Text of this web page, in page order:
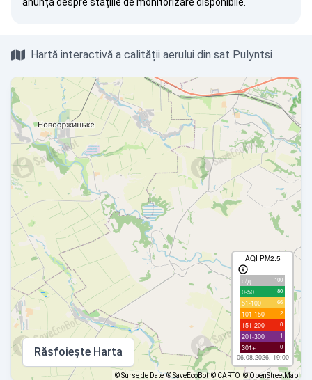
Hartă interactivă a calității aerului din sat Pulyntsi
AQI PM2.5
с/д 100
0-50 180
51-100 66
101-150 2
151-200 0
201-300 1
301+ 0
06.08.2026, 19:00
Răsfoiește Harta
©Surse de Date © SaveEcoBot © CARTO © OpenStreetMap